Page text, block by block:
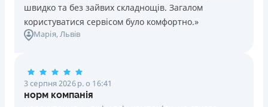
швидко та без зайвих складнощів. Загалом
користуватися сервісом було комфортно.»
Марія, Львів
3 серпня 2026 р. о 16:41
норм компанія